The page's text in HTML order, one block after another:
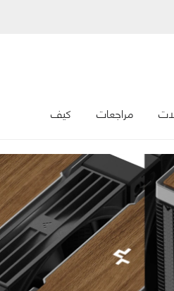
مراجعات كيف